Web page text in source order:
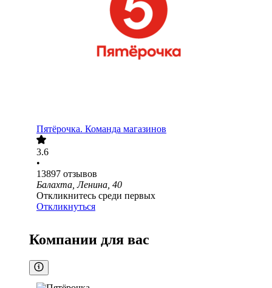
Пятёрочка. Команда магазинов
3.6
•
13897 отзывов
Балахта, Ленина, 40
Откликнитесь среди первых
Откликнуться
Компании для вас